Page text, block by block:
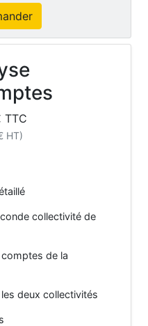
TTC
HT)
collectivité de
de la
deux collectivités